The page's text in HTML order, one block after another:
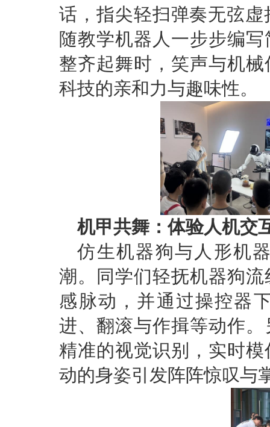
话，指尖轻扫弹奏无弦
随教学机器人一步步编
整齐起舞时，笑声与机
科技的亲和力与趣味性。
机甲共舞：体验人机交
仿生机器狗与人形机
潮。同学们轻抚机器狗
感脉动，并通过操控器
进、翻滚与作揖等动作
精准的视觉识别，实时
动的身姿引发阵阵惊叹与